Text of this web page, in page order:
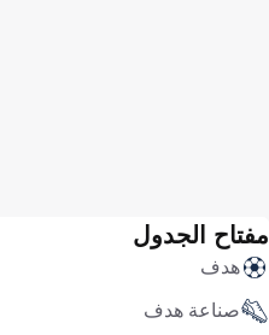
مفتاح الجدول
هدف
صناعة هدف